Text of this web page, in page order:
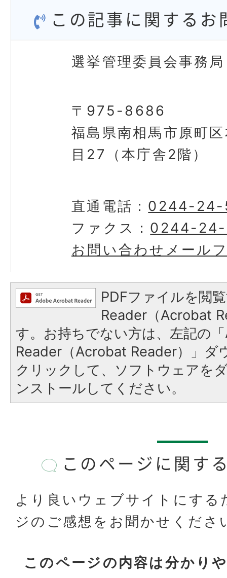
この記事に関するお
選挙管理委員会事務局
〒975-8686
福島県南相馬市原町
目27（本庁舎2階）
直通電話： 0244-
ファクス： 0244-
お問い合わせメール
PDFファイルを閲
Reader（Acrobat
す。お持ちでない方は、左記の
Reader（Acrobat Reader）」ダ
クリックして、ソフトウェアを
ンストールしてください。
このページに関す
より良いウェブサイトにする
ジのご感想をお聞かせくださ
このページの内容は分かり